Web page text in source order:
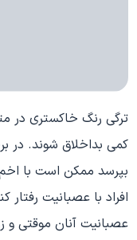
ترگی رنگ خاکستری در
کمی بداخلاق شوند. در
بپرسد ممکن است با
افراد با عصبانیت
عصبانیت آنان موقتی و